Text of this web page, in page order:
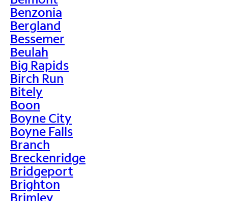
Benzonia
Bergland
Bessemer
Beulah
Big Rapids
Birch Run
Bitely
Boon
Boyne City
Boyne Falls
Branch
Breckenridge
Bridgeport
Brighton
Brimley